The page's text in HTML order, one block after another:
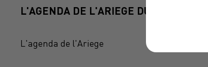
L'AGENDA DE L'ARIEGE DU 20/12/2024
L'agenda de l'Ariege